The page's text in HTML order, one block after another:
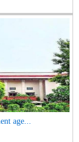
age...